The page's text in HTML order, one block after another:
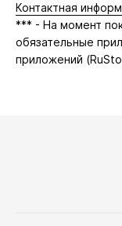
Контактная
*** - На момент
обязательные
приложений